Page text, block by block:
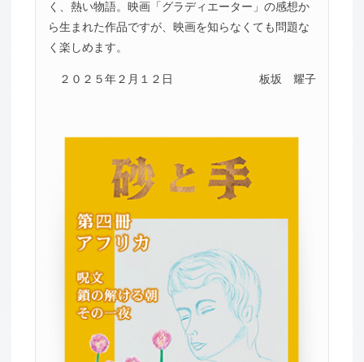
く、熱い物語。映画「グラディエーター」の感想か
ら生まれた作品ですが、映画を知らなくても問題な
く楽しめます。
２０２５年２月１２日 板坂 耀子